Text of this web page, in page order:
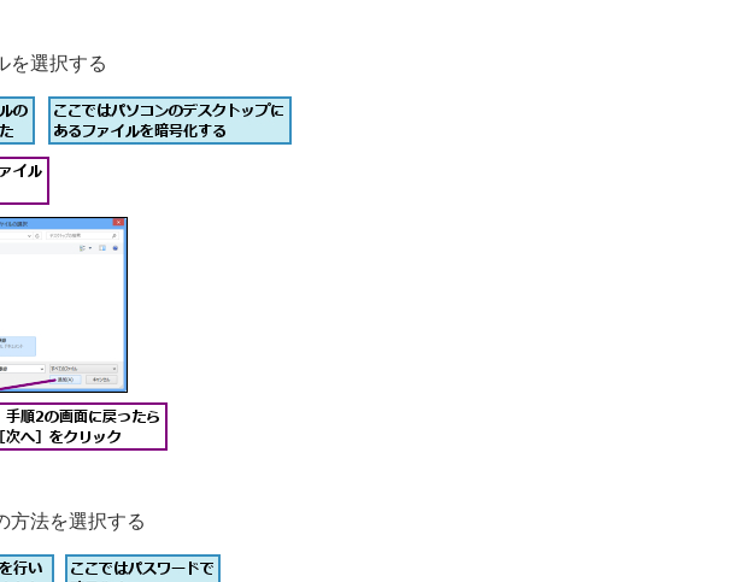
を選択する
方法を選択する